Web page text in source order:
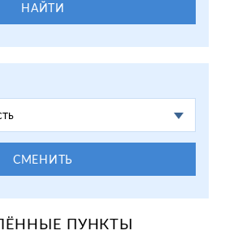
НАЙТИ
СМЕНИТЬ
ПУНКТЫ